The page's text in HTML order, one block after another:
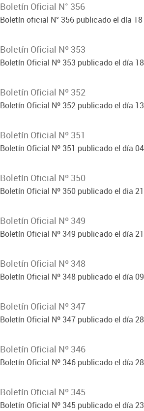
Boletín Oficial N° 356
Boletín oficial N° 356 publicado el día
Boletín Oficial Nº 353
Boletín Oficial Nº 353 publicado el día
Boletín Oficial Nº 352
Boletín Oficial Nº 352 publicado el día
Boletín Oficial Nº 351
Boletín Oficial Nº 351 publicado el día
Boletín Oficial Nº 350
Boletín Oficial Nº 350 publicado el dia
Boletín Oficial Nº 349
Boletín Oficial Nº 349 publicado el día
Boletín Oficial Nº 348
Boletín Oficial Nº 348 publicado el día
Boletín Oficial Nº 347
Boletín Oficial Nº 347 publicado el día
Boletín Oficial Nº 346
Boletín Oficial Nº 346 publicado el día
Boletín Oficial Nº 345
Boletín Oficial Nº 345 publicado el día